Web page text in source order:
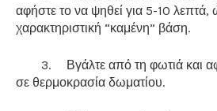
αφήστε το να ψηθεί για 5-10 λεπτά,
χαρακτηριστική “καμένη” βάση.
3.
Βγάλτε από τη φωτιά και
σε θερμοκρασία δωματίου.